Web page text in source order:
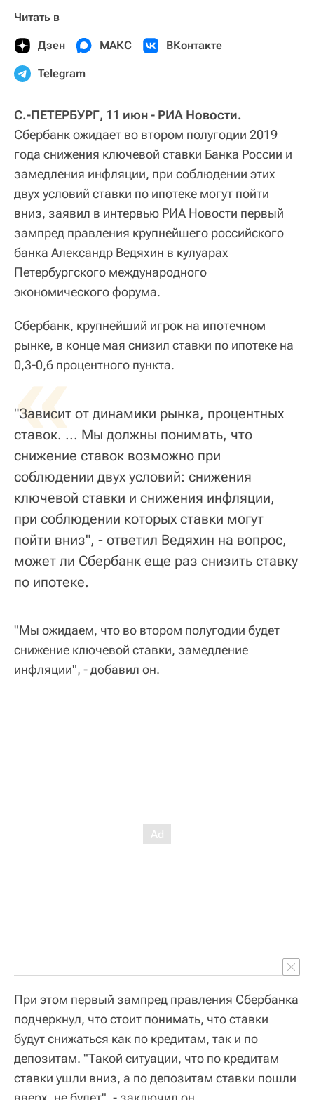
Читать в
Дзен МАКС ВКонтакте
Telegram
С.-ПЕТЕРБУРГ, 11 июн - РИА Новости.
Сбербанк ожидает во втором полугодии 2019
года снижения ключевой ставки Банка России и
замедления инфляции, при соблюдении этих
двух условий ставки по ипотеке могут пойти
вниз, заявил в интервью РИА Новости первый
зампред правления крупнейшего российского
банка Александр Ведяхин в кулуарах
Петербургского международного
экономического форума.
Сбербанк, крупнейший игрок на ипотечном
рынке, в конце мая снизил ставки по ипотеке на
0,3-0,6 процентного пункта.
«
"Зависит от динамики рынка, процентных
ставок. ... Мы должны понимать, что
снижение ставок возможно при
соблюдении двух условий: снижения
ключевой ставки и снижения инфляции,
при соблюдении которых ставки могут
пойти вниз", - ответил Ведяхин на вопрос,
может ли Сбербанк еще раз снизить ставку
по ипотеке.
"Мы ожидаем, что во втором полугодии будет
снижение ключевой ставки, замедление
инфляции", - добавил он.
При этом первый зампред правления Сбербанка
подчеркнул, что стоит понимать, что ставки
будут снижаться как по кредитам, так и по
депозитам. "Такой ситуации, что по кредитам
ставки ушли вниз, а по депозитам ставки пошли